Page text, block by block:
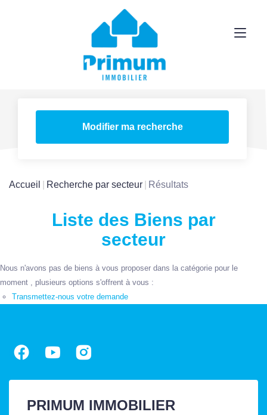
Modifier ma recherche
Accueil Recherche par secteur Résultats
Liste des Biens par
secteur
Nous n'avons pas de biens à vous proposer dans la catégorie pour le
moment , plusieurs options s'offrent à vous :
Transmettez-nous votre demande
PRIMUM IMMOBILIER